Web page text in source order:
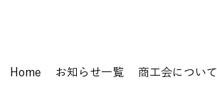
Home お知らせ一覧 商工会について